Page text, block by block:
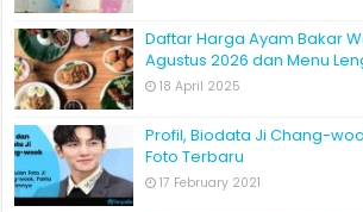
Daftar Harga Ayam Bakar
Agustus 2026 dan Menu
18 April 2025
Profil, Biodata Ji Chang-
Foto Terbaru
17 February 2021